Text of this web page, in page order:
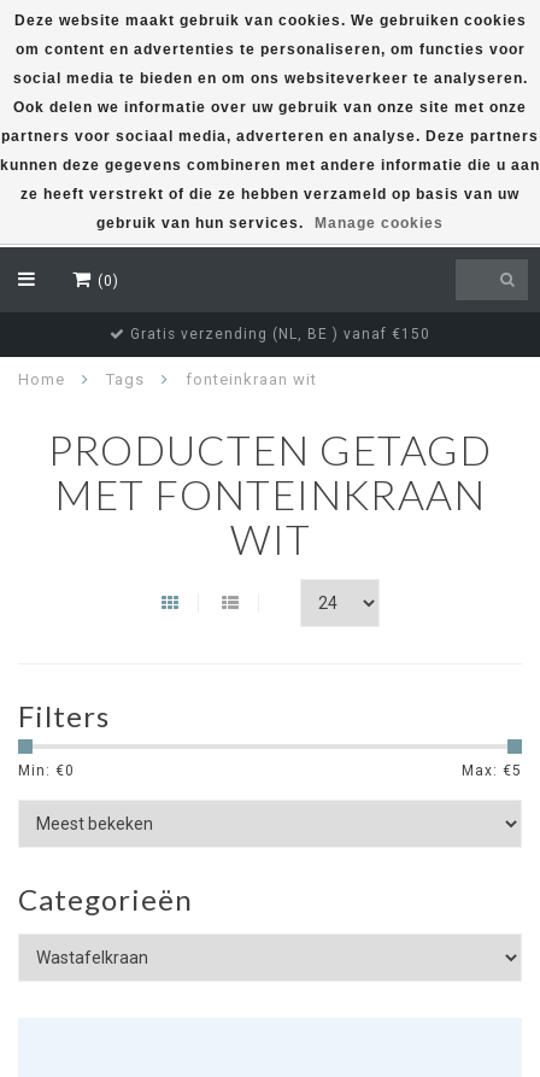
(0)
Gratis verzending (NL, BE ) vanaf €150
Home Tags fonteinkraan wit
PRODUCTEN GETAGD
MET FONTEINKRAAN
WIT
Filters
Min: €0 Max: €5
Categorieën
Deze website maakt gebruik van cookies. We gebruiken cookies
om content en advertenties te personaliseren, om functies voor
social media te bieden en om ons websiteverkeer te analyseren.
Ook delen we informatie over uw gebruik van onze site met onze
partners voor sociaal media, adverteren en analyse. Deze partners
kunnen deze gegevens combineren met andere informatie die u aan
ze heeft verstrekt of die ze hebben verzameld op basis van uw
gebruik van hun services.
Manage cookies